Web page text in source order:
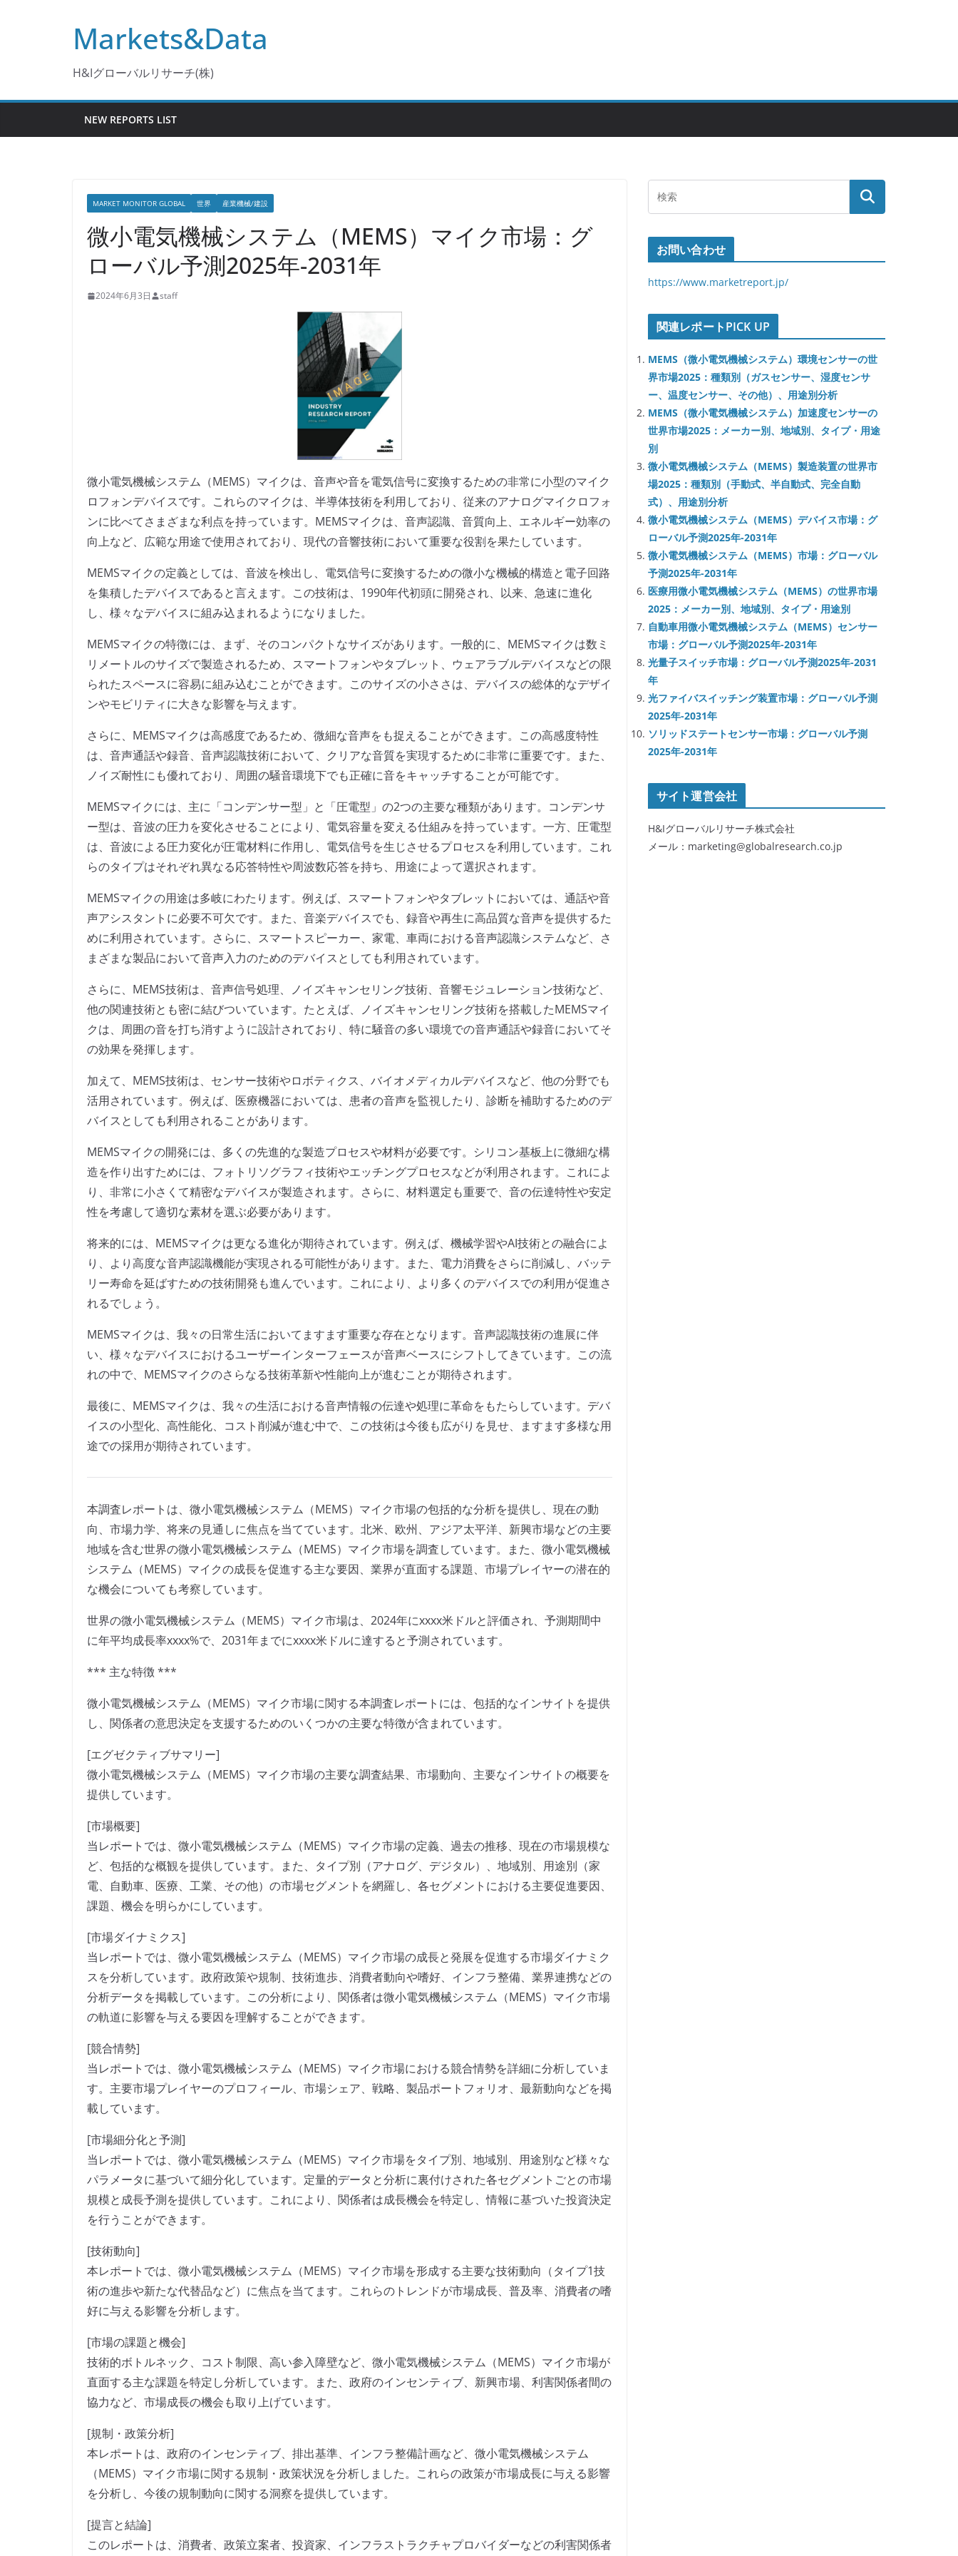
Markets&Data
H&Iグローバルリサーチ(株)
NEW REPORTS LIST
MARKET MONITOR GLOBAL 世界 産業機械/建設
微小電気機械システム（MEMS）マイク市場：グ
ローバル予測2025年-2031年
2024年6月3日 staff
微小電気機械システム（MEMS）マイクは、音声や音を電気信号に変換するための非常に小型のマイク
ロフォンデバイスです。これらのマイクは、半導体技術を利用しており、従来のアナログマイクロフォ
ンに比べてさまざまな利点を持っています。MEMSマイクは、音声認識、音質向上、エネルギー効率の
向上など、広範な用途で使用されており、現代の音響技術において重要な役割を果たしています。
MEMSマイクの定義としては、音波を検出し、電気信号に変換するための微小な機械的構造と電子回路
を集積したデバイスであると言えます。この技術は、1990年代初頭に開発され、以来、急速に進化
し、様々なデバイスに組み込まれるようになりました。
MEMSマイクの特徴には、まず、そのコンパクトなサイズがあります。一般的に、MEMSマイクは数ミ
リメートルのサイズで製造されるため、スマートフォンやタブレット、ウェアラブルデバイスなどの限
られたスペースに容易に組み込むことができます。このサイズの小ささは、デバイスの総体的なデザイ
ンやモビリティに大きな影響を与えます。
さらに、MEMSマイクは高感度であるため、微細な音声をも捉えることができます。この高感度特性
は、音声通話や録音、音声認識技術において、クリアな音質を実現するために非常に重要です。また、
ノイズ耐性にも優れており、周囲の騒音環境下でも正確に音をキャッチすることが可能です。
MEMSマイクには、主に「コンデンサー型」と「圧電型」の2つの主要な種類があります。コンデンサ
ー型は、音波の圧力を変化させることにより、電気容量を変える仕組みを持っています。一方、圧電型
は、音波による圧力変化が圧電材料に作用し、電気信号を生じさせるプロセスを利用しています。これ
らのタイプはそれぞれ異なる応答特性や周波数応答を持ち、用途によって選択されます。
MEMSマイクの用途は多岐にわたります。例えば、スマートフォンやタブレットにおいては、通話や音
声アシスタントに必要不可欠です。また、音楽デバイスでも、録音や再生に高品質な音声を提供するた
めに利用されています。さらに、スマートスピーカー、家電、車両における音声認識システムなど、さ
まざまな製品において音声入力のためのデバイスとしても利用されています。
さらに、MEMS技術は、音声信号処理、ノイズキャンセリング技術、音響モジュレーション技術など、
他の関連技術とも密に結びついています。たとえば、ノイズキャンセリング技術を搭載したMEMSマイ
クは、周囲の音を打ち消すように設計されており、特に騒音の多い環境での音声通話や録音においてそ
の効果を発揮します。
加えて、MEMS技術は、センサー技術やロボティクス、バイオメディカルデバイスなど、他の分野でも
活用されています。例えば、医療機器においては、患者の音声を監視したり、診断を補助するためのデ
バイスとしても利用されることがあります。
MEMSマイクの開発には、多くの先進的な製造プロセスや材料が必要です。シリコン基板上に微細な構
造を作り出すためには、フォトリソグラフィ技術やエッチングプロセスなどが利用されます。これによ
り、非常に小さくて精密なデバイスが製造されます。さらに、材料選定も重要で、音の伝達特性や安定
性を考慮して適切な素材を選ぶ必要があります。
将来的には、MEMSマイクは更なる進化が期待されています。例えば、機械学習やAI技術との融合によ
り、より高度な音声認識機能が実現される可能性があります。また、電力消費をさらに削減し、バッテ
リー寿命を延ばすための技術開発も進んでいます。これにより、より多くのデバイスでの利用が促進さ
れるでしょう。
MEMSマイクは、我々の日常生活においてますます重要な存在となります。音声認識技術の進展に伴
い、様々なデバイスにおけるユーザーインターフェースが音声ベースにシフトしてきています。この流
れの中で、MEMSマイクのさらなる技術革新や性能向上が進むことが期待されます。
最後に、MEMSマイクは、我々の生活における音声情報の伝達や処理に革命をもたらしています。デバ
イスの小型化、高性能化、コスト削減が進む中で、この技術は今後も広がりを見せ、ますます多様な用
途での採用が期待されています。
本調査レポートは、微小電気機械システム（MEMS）マイク市場の包括的な分析を提供し、現在の動
向、市場力学、将来の見通しに焦点を当てています。北米、欧州、アジア太平洋、新興市場などの主要
地域を含む世界の微小電気機械システム（MEMS）マイク市場を調査しています。また、微小電気機械
システム（MEMS）マイクの成長を促進する主な要因、業界が直面する課題、市場プレイヤーの潜在的
な機会についても考察しています。
世界の微小電気機械システム（MEMS）マイク市場は、2024年にxxxx米ドルと評価され、予測期間中
に年平均成長率xxxx%で、2031年までにxxxx米ドルに達すると予測されています。
*** 主な特徴 ***
微小電気機械システム（MEMS）マイク市場に関する本調査レポートには、包括的なインサイトを提供
し、関係者の意思決定を支援するためのいくつかの主要な特徴が含まれています。
[エグゼクティブサマリー]
微小電気機械システム（MEMS）マイク市場の主要な調査結果、市場動向、主要なインサイトの概要を
提供しています。
[市場概要]
当レポートでは、微小電気機械システム（MEMS）マイク市場の定義、過去の推移、現在の市場規模な
ど、包括的な概観を提供しています。また、タイプ別（アナログ、デジタル）、地域別、用途別（家
電、自動車、医療、工業、その他）の市場セグメントを網羅し、各セグメントにおける主要促進要因、
課題、機会を明らかにしています。
[市場ダイナミクス]
当レポートでは、微小電気機械システム（MEMS）マイク市場の成長と発展を促進する市場ダイナミク
スを分析しています。政府政策や規制、技術進歩、消費者動向や嗜好、インフラ整備、業界連携などの
分析データを掲載しています。この分析により、関係者は微小電気機械システム（MEMS）マイク市場
の軌道に影響を与える要因を理解することができます。
[競合情勢]
当レポートでは、微小電気機械システム（MEMS）マイク市場における競合情勢を詳細に分析していま
す。主要市場プレイヤーのプロフィール、市場シェア、戦略、製品ポートフォリオ、最新動向などを掲
載しています。
[市場細分化と予測]
当レポートでは、微小電気機械システム（MEMS）マイク市場をタイプ別、地域別、用途別など様々な
パラメータに基づいて細分化しています。定量的データと分析に裏付けされた各セグメントごとの市場
規模と成長予測を提供しています。これにより、関係者は成長機会を特定し、情報に基づいた投資決定
を行うことができます。
[技術動向]
本レポートでは、微小電気機械システム（MEMS）マイク市場を形成する主要な技術動向（タイプ1技
術の進歩や新たな代替品など）に焦点を当てます。これらのトレンドが市場成長、普及率、消費者の嗜
好に与える影響を分析します。
[市場の課題と機会]
技術的ボトルネック、コスト制限、高い参入障壁など、微小電気機械システム（MEMS）マイク市場が
直面する主な課題を特定し分析しています。また、政府のインセンティブ、新興市場、利害関係者間の
協力など、市場成長の機会も取り上げています。
[規制・政策分析]
本レポートは、政府のインセンティブ、排出基準、インフラ整備計画など、微小電気機械システム
（MEMS）マイク市場に関する規制・政策状況を分析しました。これらの政策が市場成長に与える影響
を分析し、今後の規制動向に関する洞察を提供しています。
[提言と結論]
このレポートは、消費者、政策立案者、投資家、インフラストラクチャプロバイダーなどの利害関係者
お問い合わせ
https://www.marketreport.jp/
関連レポートPICK UP
MEMS（微小電気機械システム）環境センサーの世
界市場2025：種類別（ガスセンサー、湿度センサ
ー、温度センサー、その他）、用途別分析
MEMS（微小電気機械システム）加速度センサーの
世界市場2025：メーカー別、地域別、タイプ・用途
別
微小電気機械システム（MEMS）製造装置の世界市
場2025：種類別（手動式、半自動式、完全自動
式）、用途別分析
微小電気機械システム（MEMS）デバイス市場：グ
ローバル予測2025年-2031年
微小電気機械システム（MEMS）市場：グローバル
予測2025年-2031年
医療用微小電気機械システム（MEMS）の世界市場
2025：メーカー別、地域別、タイプ・用途別
自動車用微小電気機械システム（MEMS）センサー
市場：グローバル予測2025年-2031年
光量子スイッチ市場：グローバル予測2025年-2031
年
光ファイバスイッチング装置市場：グローバル予測
2025年-2031年
ソリッドステートセンサー市場：グローバル予測
2025年-2031年
サイト運営会社
H&Iグローバルリサーチ株式会社
メール：marketing@globalresearch.co.jp